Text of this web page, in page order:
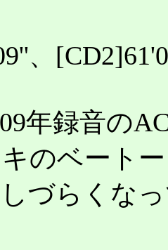
、
年録音の
のベート
づらくな